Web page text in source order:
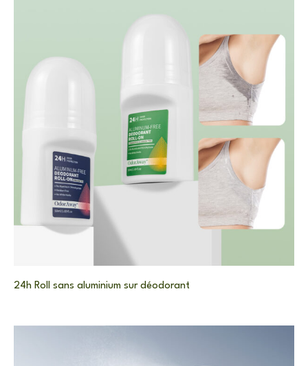
24h Roll sans aluminium sur déodorant